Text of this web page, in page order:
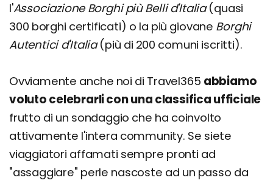
l'Associazione Borghi più Belli d'Italia(quasi
300 borghi certificati) o la più giovane Borghi
Autentici d'Italia(più di 200 comuni iscritti).
Ovviamente anche noi di Travel365 abbiamo
voluto celebrarli con una classifica ufficiale
frutto di un sondaggio che ha coinvolto
attivamente l'intera community. Se siete
viaggiatori affamati sempre pronti ad
"assaggiare" perle nascoste ad un passo da